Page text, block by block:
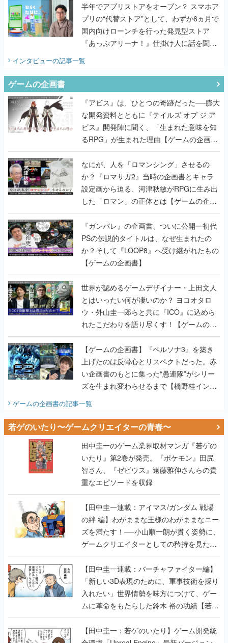
半年でアプリストアをオープン？ スマホア
プリの“代替ストア”として、わずか6ヵ月で
国内向けローンチを行った発見型ストア
『あっぷアリーナ！』仕掛け人に話を聞い
インタビューの記事一覧
ゲームの企画書
『アビス』は、ひとつの奇跡だった──膨大
な開発資料とともに『テイルズ オブ ジ ア
ビス』開発陣に聞く、「生まれた意味を知
るRPG」が生まれた理由【ゲームの企画
書】
なにが、人を「ロマンシング」させるの
か？『ロマサガ2』当時の企画書とキャラ
設定画から迫る、河津秋敏がRPGに生み出
した「ロマン」の正体とは【ゲームの企画
書】
『ガンパレ』の企画書、ついに公開━初代
PSの伝説的タイトルは、なぜ生まれたの
か？そして『LOOP8』へ受け継がれたもの
【ゲームの企画書】
世界が認めるゲームデザイナー・上田文人
とはいったい何が凄いのか？ ヨコオタロ
ウ・外山圭一郎らと共に『ICO』に込めら
れたこだわりを語り尽くす！【ゲームの企
画書】
【ゲームの企画書】『ペルソナ3』を築き
上げたのは反骨心とリスペクトだった。赤
い企画書のもとに集った“愚連隊”がシリー
ズを生まれ変わらせるまで【橋野桂インタ
ゲームの企画書の記事一覧
若ゲのいたり〜ゲームクリエイターの青春〜
田中圭一のゲーム業界取材マンガ『若ゲの
いたり』第2巻が発売。『ポケモン』田尻
智さん、『ゼビウス』遠藤雅伸さんらの貴
重なエピソードを収録
【田中圭一連載：アイマス/ガンダム 戦場
の絆 編】わがままな王様のわがままなニー
ズを満たす！──小山順一朗が貫く姿勢に、
ゲームクリエイターとしての矜持を見た
【若ゲのいたり最終回】
【田中圭一連載：バーチャファイター編】
「新しい3D表現のために、軍事技術を採り
入れたい」世界情勢を味方につけて、ゲー
ムに革命をもたらした鈴木 裕の功績【若ゲ
のいたり】
【田中圭一：若ゲのいたり】ゲーム開発統